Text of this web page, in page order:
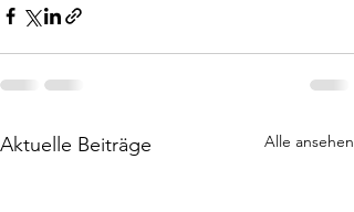
Aktuelle Beiträge Alle ansehen